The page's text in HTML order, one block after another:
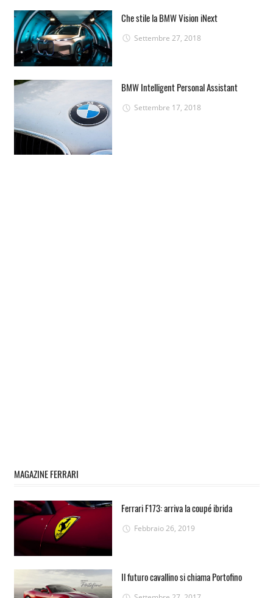
Che stile la BMW Vision iNext
Settembre 27, 2018
BMW Intelligent Personal Assistant
Settembre 17, 2018
MAGAZINE FERRARI
Ferrari F173: arriva la coupé ibrida
Febbraio 26, 2019
Il futuro cavallino si chiama Portofino